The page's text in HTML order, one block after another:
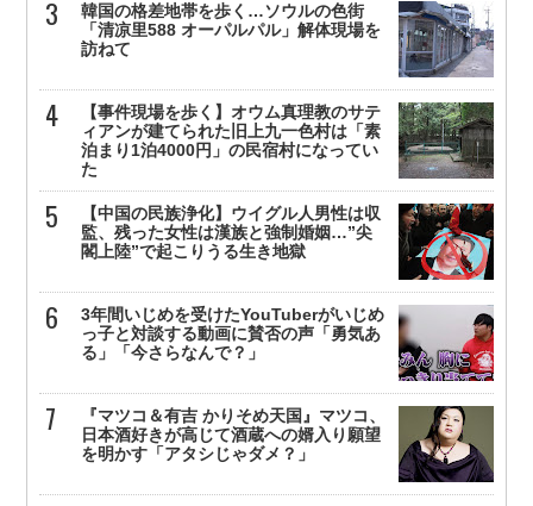
韓国の格差地帯を歩く…ソウルの色街
「清凉里588 オーパルパル」解体現場を
訪ねて
【事件現場を歩く】オウム真理教のサテ
ィアンが建てられた旧上九一色村は「素
泊まり1泊4000円」の民宿村になってい
た
【中国の民族浄化】ウイグル人男性は収
監、残った女性は漢族と強制婚姻…”尖
閣上陸”で起こりうる生き地獄
3年間いじめを受けたYouTuberがいじめ
っ子と対談する動画に賛否の声「勇気あ
る」「今さらなんで？」
『マツコ＆有吉 かりそめ天国』マツコ、
日本酒好きが高じて酒蔵への婿入り願望
を明かす「アタシじゃダメ？」